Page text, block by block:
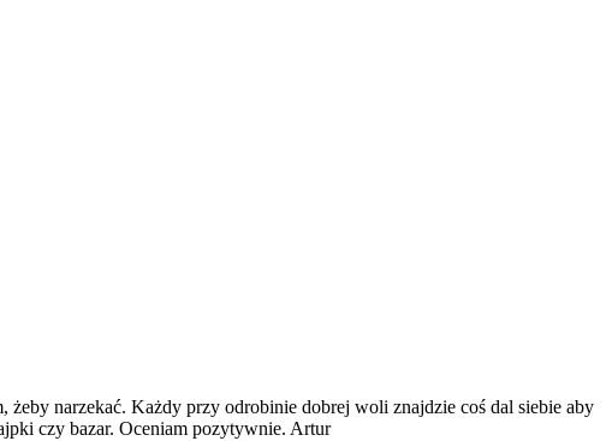
żeby narzekać. Każdy przy odrobinie dobrej woli znajdzie coś dal siebie aby
czy bazar. Oceniam pozytywnie. Artur